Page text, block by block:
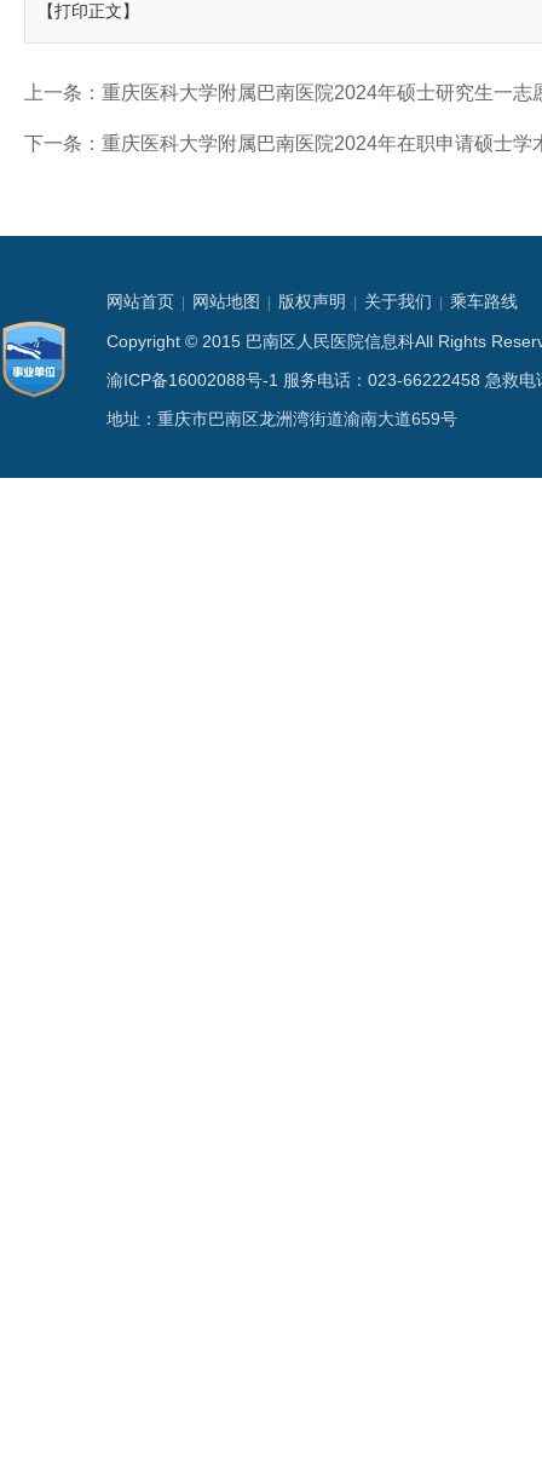
【打印正文】
上一条： 重庆医科大学附属巴南医院2024年硕士研究生一志
下一条： 重庆医科大学附属巴南医院2024年在职申请硕士学
网站首页 网站地图 版权声明 关于我们 乘车路线
Copyright © 2015 巴南区人民医院信息科All Rights
渝ICP备16002088号-1 服务电话：023-66222458 急救
地址：重庆市巴南区龙洲湾街道渝南大道659号